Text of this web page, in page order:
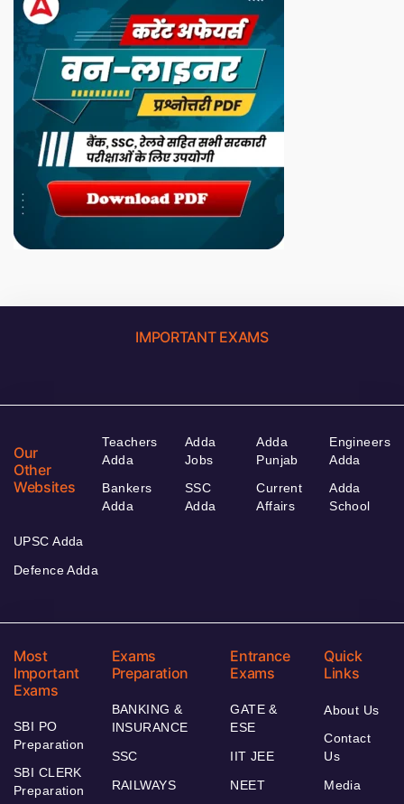
IMPORTANT EXAMS
Our
Other
Websites
Teachers
Adda
Bankers
Adda
Adda
Jobs
SSC
Adda
Adda
Punjab
Current
Affairs
Engineers
Adda
Adda
School
UPSC Adda
Defence Adda
Most
Important
Exams
SBI PO
Preparation
SBI CLERK
Preparation
Exams
Preparation
BANKING &
INSURANCE
SSC
RAILWAYS
Entrance
Exams
GATE &
ESE
IIT JEE
NEET
Quick
Links
About Us
Contact
Us
Media